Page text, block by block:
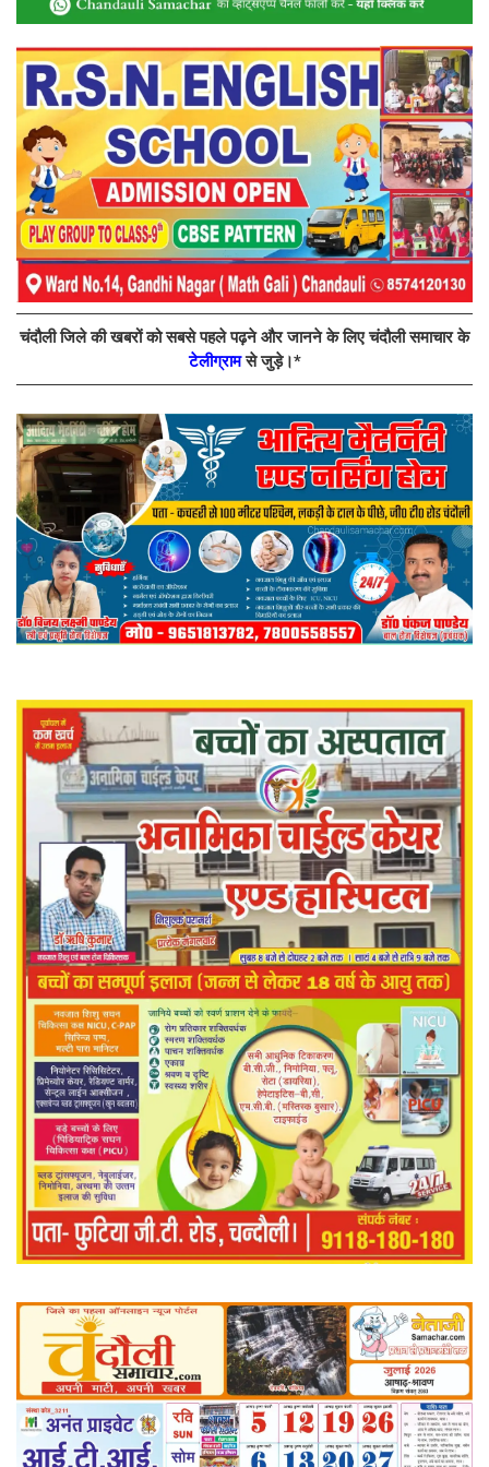
चंदौली जिले की खबरों को सबसे पहले पढ़ने और जानने के लिए चंदौली समाचार के
टेलीग्रामसे जुड़े।*